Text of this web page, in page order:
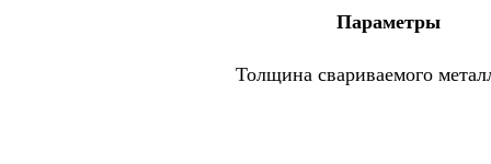
Параметры
Толщина свариваемого